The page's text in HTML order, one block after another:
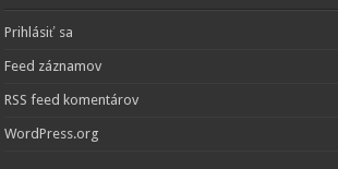
Prihlásiť sa
Feed záznamov
RSS feed komentárov
WordPress.org